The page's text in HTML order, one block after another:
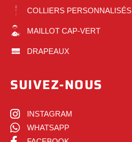
COLLIERS PERSONNALISÉS
MAILLOT CAP-VERT
DRAPEAUX
SUIVEZ-NOUS
INSTAGRAM
WHATSAPP